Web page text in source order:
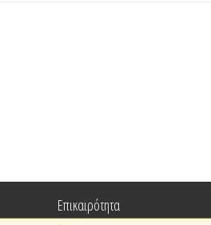
Επικαιρότητα